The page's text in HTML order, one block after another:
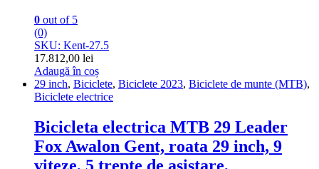
0 out of 5
(0)
SKU: Kent-27.5
17.812,00 lei
Adaugă în coș
29 inch, Biciclete, Biciclete 2023, Biciclete de munte (MTB),
Biciclete electrice
Bicicleta electrica MTB 29 Leader
Fox Awalon Gent, roata 29 inch, 9